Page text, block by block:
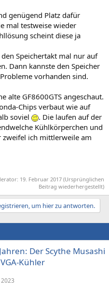
genügend Platz dafür
mal testweise wieder
scheint diese ja
Speichertakt mal nur auf
Dann kannste den Speicher
vorhanden sind.
alte GF8600GTS angeschaut.
Chips verbaut wie auf
soviel
. Die laufen auf der
Kühlkörperchen und
zweifel ich mittlerweile am
19. Februar 2017 (Ursprünglichen
Beitrag wiederhergestellt)
um hier zu antworten.
Der Scythe Musashi
Kühler